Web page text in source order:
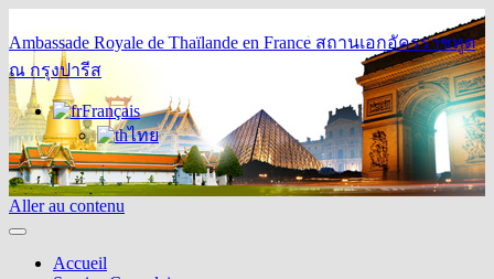
Ambassade Royale de Thaïlande en France สถานเอกอัครราชทูต
ณ กรุงปารีส
Français
ไทย
Aller au contenu
Accueil